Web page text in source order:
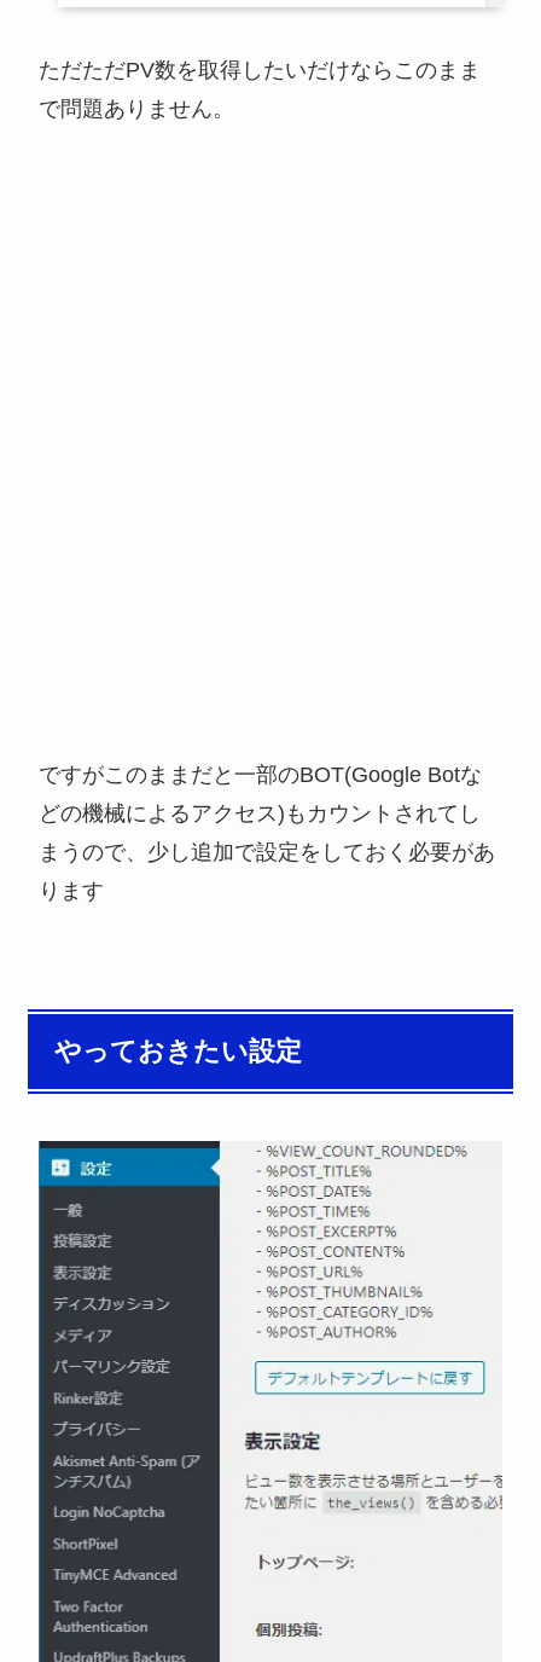
ただただPV数を取得したいだけならこのまま
で問題ありません。
ですがこのままだと一部のBOT(Google Botな
どの機械によるアクセス)もカウントされてし
まうので、少し追加で設定をしておく必要があ
ります
やっておきたい設定